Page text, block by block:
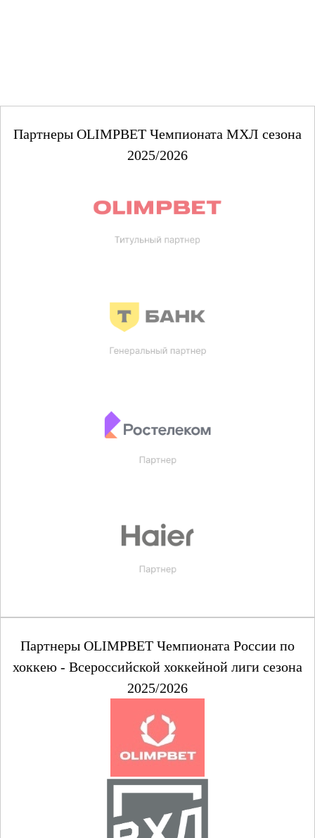
Партнеры OLIMPBET Чемпионата МХЛ сезона
2025/2026
Партнеры OLIMPBET Чемпионата России по
хоккею - Всероссийской хоккейной лиги сезона
2025/2026